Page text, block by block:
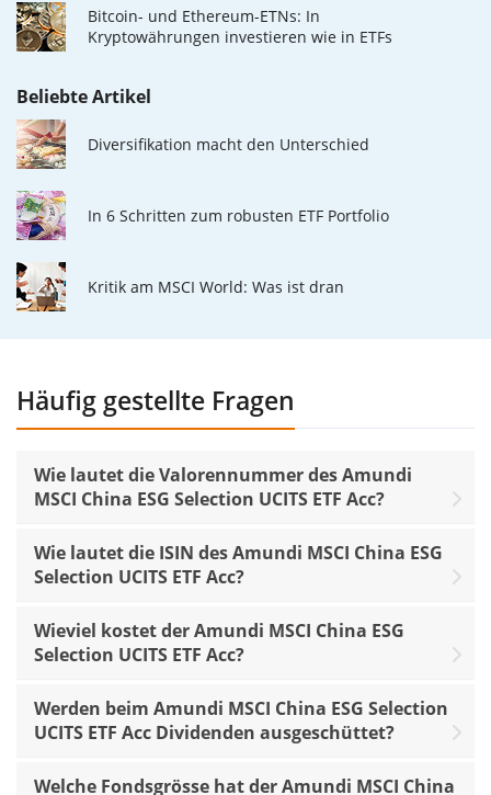
Bitcoin- und Ethereum-ETNs: In
Kryptowährungen investieren wie in ETFs
Beliebte Artikel
Diversifikation macht den Unterschied
In 6 Schritten zum robusten ETF Portfolio
Kritik am MSCI World: Was ist dran
Häufig gestellte Fragen
Wie lautet die Valorennummer des Amundi
MSCI China ESG Selection UCITS ETF Acc?
Wie lautet die ISIN des Amundi MSCI China ESG
Selection UCITS ETF Acc?
Wieviel kostet der Amundi MSCI China ESG
Selection UCITS ETF Acc?
Werden beim Amundi MSCI China ESG Selection
UCITS ETF Acc Dividenden ausgeschüttet?
Welche Fondsgrösse hat der Amundi MSCI China